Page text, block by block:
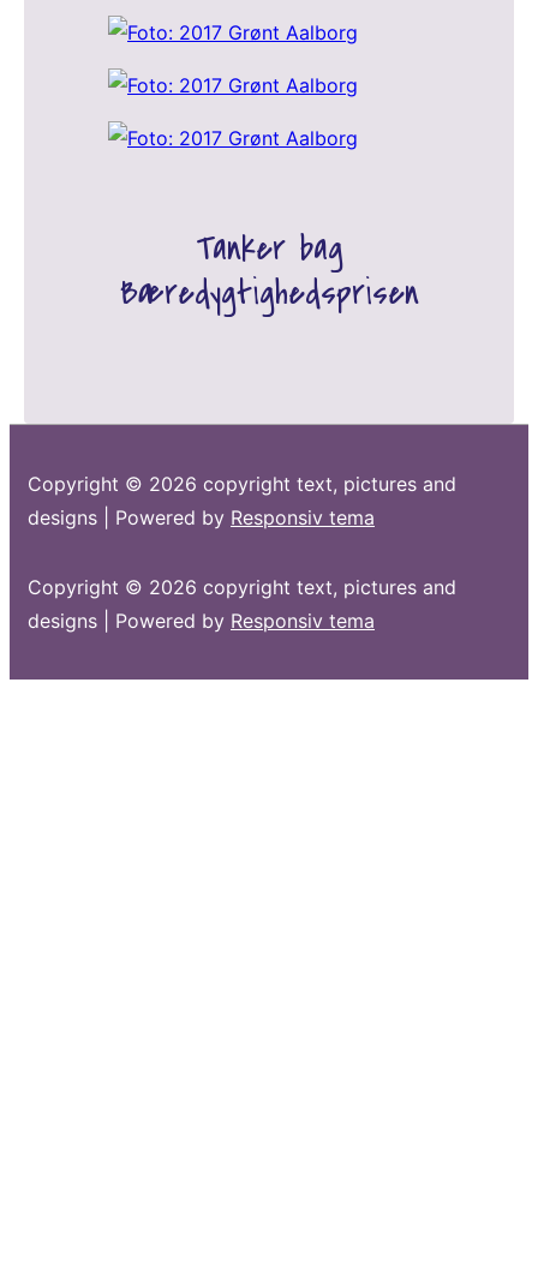
Tanker bag
Bæredygtighedsprisen
Copyright © 2026 copyright text, pictures and
designs
| Powered by Responsiv tema
Copyright © 2026 copyright text, pictures and
designs
| Powered by Responsiv tema